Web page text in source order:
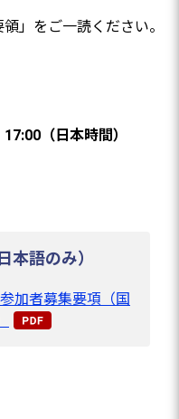
」をご一読ください。
（日本時間）
本語のみ）
加者募集要項（国